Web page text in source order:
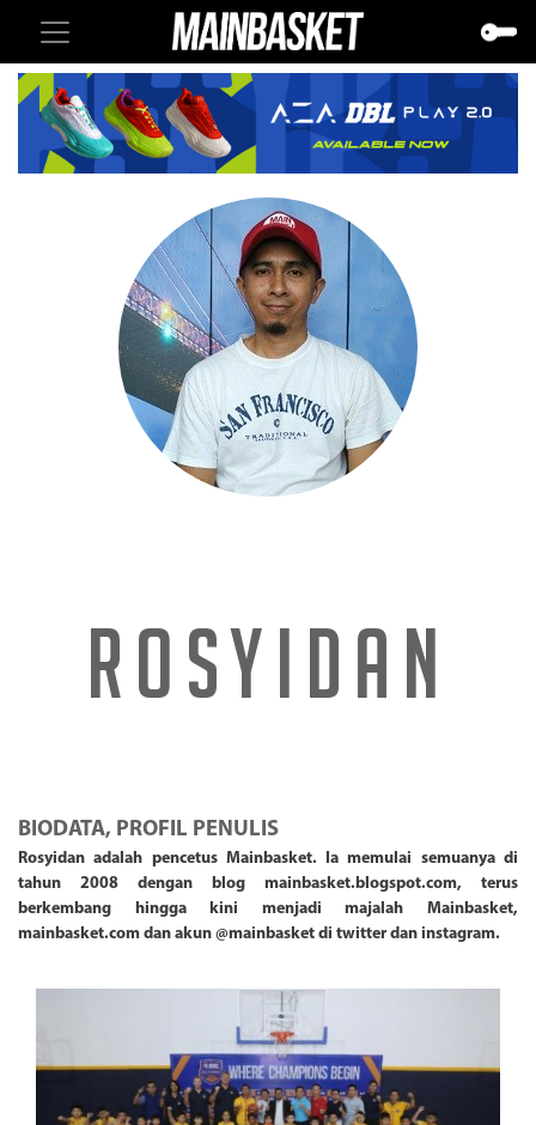
ROSYIDAN
BIODATA, PROFIL PENULIS
Rosyidan adalah pencetus Mainbasket. Ia memulai semuanya di
tahun 2008 dengan blog mainbasket.blogspot.com, terus
berkembang hingga kini menjadi majalah Mainbasket,
mainbasket.com dan akun @mainbasket di twitter dan instagram.